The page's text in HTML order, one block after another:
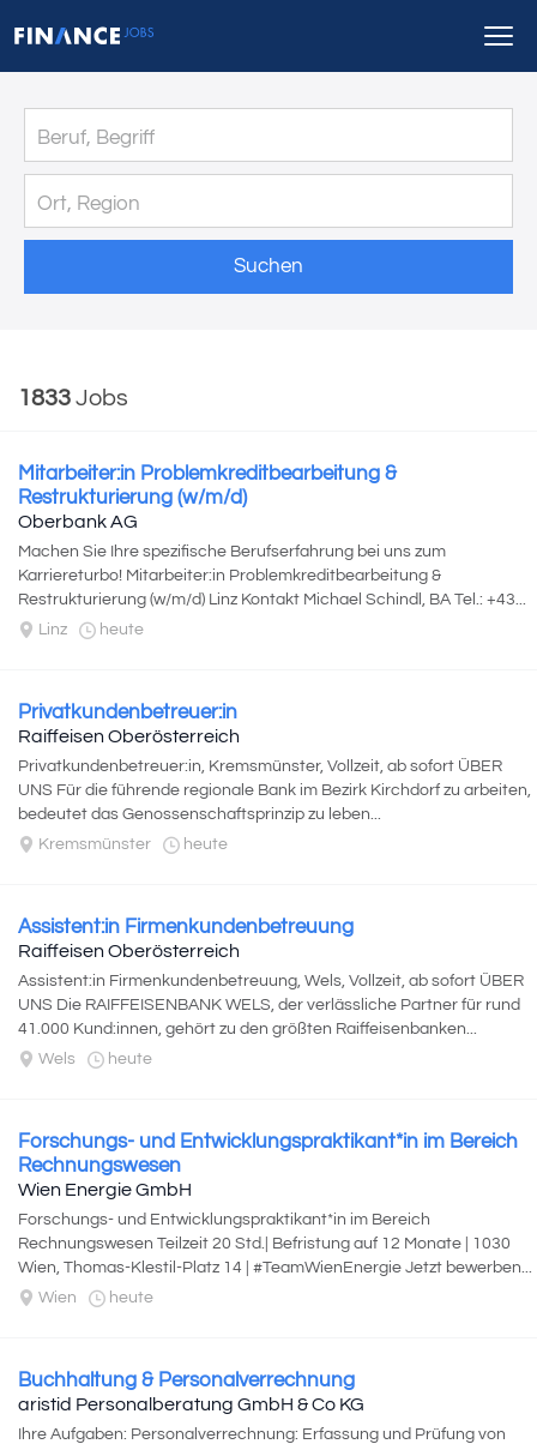
Suchen
1833 Jobs
Mitarbeiter:in Problemkreditbearbeitung &
Restrukturierung (w/m/d)
Oberbank AG
Machen Sie Ihre spezifische Berufserfahrung bei uns zum
Karriereturbo! Mitarbeiter:in Problemkreditbearbeitung &
Restrukturierung (w/m/d) Linz Kontakt Michael Schindl, BA Tel.: +43...
Linz
heute
Privatkundenbetreuer:in
Raiffeisen Oberösterreich
Privatkundenbetreuer:in, Kremsmünster, Vollzeit, ab sofort ÜBER
UNS Für die führende regionale Bank im Bezirk Kirchdorf zu arbeiten,
bedeutet das Genossenschaftsprinzip zu leben...
Kremsmünster
heute
Assistent:in Firmenkundenbetreuung
Raiffeisen Oberösterreich
Assistent:in Firmenkundenbetreuung, Wels, Vollzeit, ab sofort ÜBER
UNS Die RAIFFEISENBANK WELS, der verlässliche Partner für rund
41.000 Kund:innen, gehört zu den größten Raiffeisenbanken...
Wels
heute
Forschungs- und Entwicklungspraktikant*in im Bereich
Rechnungswesen
Wien Energie GmbH
Forschungs- und Entwicklungspraktikant*in im Bereich
Rechnungswesen Teilzeit 20 Std.| Befristung auf 12 Monate | 1030
Wien, Thomas-Klestil-Platz 14 | #TeamWienEnergie Jetzt bewerben...
Wien
heute
Buchhaltung & Personalverrechnung
aristid Personalberatung GmbH & Co KG
Ihre Aufgaben: Personalverrechnung: Erfassung und Prüfung von